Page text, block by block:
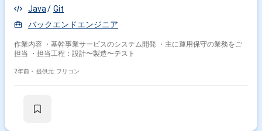
Java
Git
バックエンドエンジニア
作業内容 ・基幹事業サービスのシステム開発 ・主に運用保守の業務をご
担当 ・担当工程：設計〜製造〜テスト
2年前・ 提供元: フリコン